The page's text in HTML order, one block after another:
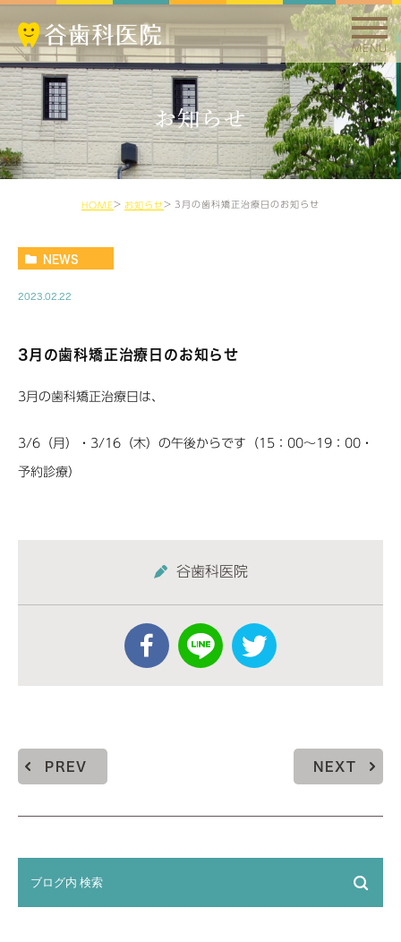
MENU
お知らせ
HOME お知らせ 3月の歯科矯正治療日のお知らせ
NEWS
2023.02.22
3月の歯科矯正治療日のお知らせ
3月の歯科矯正治療日は、
3/6（月）・3/16（木）の午後からです（15：00～19：00・
予約診療）
谷歯科医院
PREV NEXT